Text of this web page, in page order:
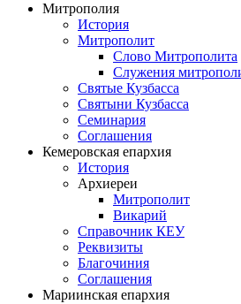
Митрополия
История
Митрополит
Слово Митрополита
Служения
Святые Кузбасса
Святыни Кузбасса
Семинария
Соглашения
Кемеровская епархия
История
Архиереи
Митрополит
Викарий
Справочник КЕУ
Реквизиты
Благочиния
Соглашения
Мариинская епархия